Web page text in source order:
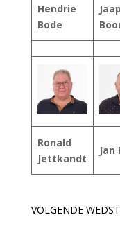
Hendrie
Bode
Jaap
Ronald
Jettkandt
Jan
VOLGENDE